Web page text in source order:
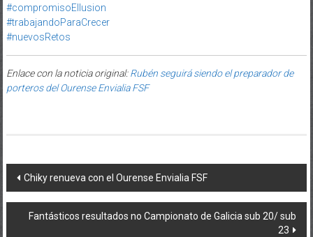
#compromisoEIlusion
#trabajandoParaCrecer
#nuevosRetos
Enlace con la noticia original:Rubén seguirá siendo el preparador de
porteros del Ourense Envialia FSF
Post navigation
Chiky renueva con el Ourense Envialia FSF
Fantásticos resultados no Campionato de Galicia sub 20/ sub
23